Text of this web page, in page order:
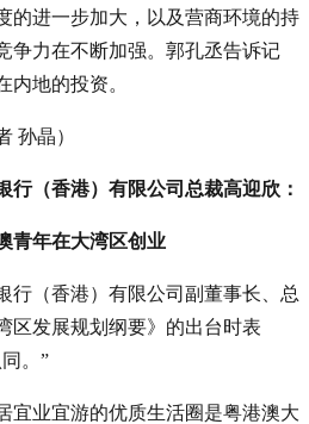
的进一步加大，以及营商环境的持
争力在不断加强。郭孔丞告诉记
内地的投资。
孙晶）
行（香港）有限公司总裁高迎欣：
青年在大湾区创业
行（香港）有限公司副董事长、总
区发展规划纲要》的出台时表
。”
宜业宜游的优质生活圈是粤港澳大